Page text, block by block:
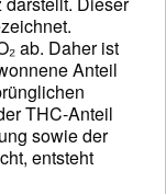
ab. Daher ist
Anteil
THC-Anteil
sowie der
entsteht